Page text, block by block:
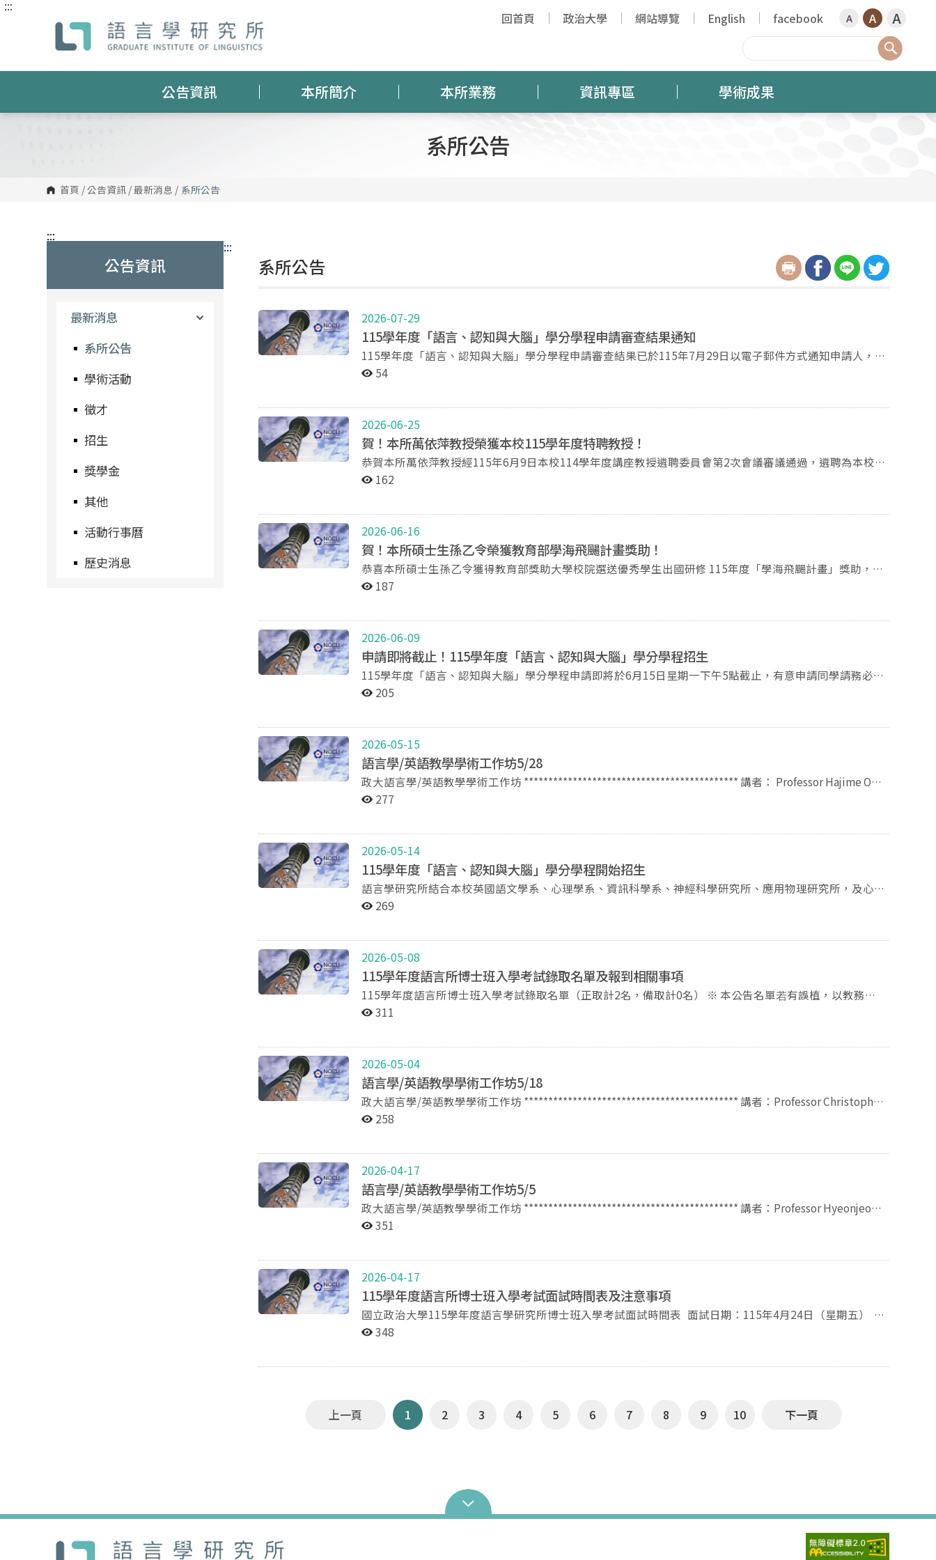
跳
區
:::
回首頁 政治大學 網站導覽 English facebook A A A
公告資訊 本所簡介 本所業務 資訊專區 學術成果
系所公告
首頁 /公告資訊 /最新消息 / 系所公告
:::
公告資訊
最新消息
系所公告
學術活動
徵才
招生
獎學金
其他
活動行事曆
歷史消息
:::
系所公告
2026-07-29
115學年度「語言、認知與大腦」學分學程申請審查結果通知
115學年度「語言、認知與大腦」學分學程申請審查結果已於115年7月29日以電子郵件方式通知申請人，
如未接獲通知請來信nccu555@nccu.edu.tw或來電02-29387246與所辦公室聯絡。
54
2026-06-25
賀！本所萬依萍教授榮獲本校115學年度特聘教授！
恭賀本所萬依萍教授經115年6月9日本校114學年度講座教授遴聘委員會第2次會議審議通過，遴聘為本校
特聘教授，聘期自115年8月1日起至118年7月31日止。
162
2026-06-16
賀！本所碩士生孫乙令榮獲教育部學海飛颺計畫獎助！
恭喜本所碩士生孫乙令獲得教育部獎助大學校院選送優秀學生出國研修 115年度「學海飛颺計畫」獎助，前
往德國哥廷根大學進行一學期的修課與研究！
187
2026-06-09
申請即將截止！115學年度「語言、認知與大腦」學分學程招生
115學年度「語言、認知與大腦」學分學程申請即將於6月15日星期一下午5點截止，有意申請同學請務必把
握時間！ 語言學研究所結合本校英國語文學系、心理學系、資訊科學系、神經科學研究所、應用物理研究
而具備跨領域的知識及從事跨領域研究的能力。 【招生對象】本校學士班二、三、四年級及碩士班一、二
年級學生 【申請方式】 1.繳交文件：(1)申請表；(2)入學以來所有成績單正本乙份。 2.繳交方式（三者擇
一）： (1)將申請文件掃描後寄至nccu555@nccu.edu.tw，信件標題請註明「115學年學分學程申請」。
(2)將申請文件紙本郵寄至本所，信封封面請註明「115學年學分學程申請」。 (3)將申請文件紙本送至本所
的碩大/碩課程，學生修習及格，可抵免語言學研究所的修讀學分。 【諮詢方式】 電 話：29393091#67246
曾助教 e-mail：nccu555@nccu.edu.tw 【學程介紹】https://ling.nccu.edu.tw/PageDoc/Detail?
fid=3573&id=1133 【申請表下載】https://ling.nccu.edu.tw/PageDoc/Detail?fid=3575&id=1135
205
2026-05-15
語言學/英語教學學術工作坊5/28
政大語言學/英語教學學術工作坊 ******************************************** 講者： Professor Hajime Ono
/ Professor in Linguistics, International Christian University, Tokyo, Japan 題目：The role of syntactic
language spoken in the Kingdom of Tonga (Austronesian, Polynesian) which uses the ergative-
absolutive case system, and uses resumptive pronouns in several syntactic environments. Our study
examined how syntactic ergativity and resumptive pronouns influence structural prediction, using
Tongan as a case study. 時間：115年5月28日星期四中午12點30分至下午2點 地點：國立政治大學季陶樓
277
2026-05-14
115學年度「語言、認知與大腦」學分學程開始招生
語言學研究所結合本校英國語文學系、心理學系、資訊科學系、神經科學研究所、應用物理研究所，及心
智、大腦與學習研究中心，共同推動具國際性、前瞻性之跨領域「語言、認知與大腦」學程。本學程提供的
生 【申請方式】 1.繳交文件：(1)申請表；(2)入學以來所有成績單正本乙份。 2.繳交方式（三者擇一）：
(1)將申請文件掃描後寄至nccu555@nccu.edu.tw，信件標題請註明「115學年學分學程申請」。 (2)將申請
文件紙本郵寄至本所，信封封面請註明「115學年學分學程申請」。 (3)將申請文件紙本送至本所辦公室
（季陶樓後棟1樓340317室）。 3.經學程委員會審查後擇優錄取 【申請時間】即日起至115年6月15日星期
教 e-mail：nccu555@nccu.edu.tw 【學程介紹】https://ling.nccu.edu.tw/PageDoc/Detail?
fid=3573&id=1133 【申請表下載】https://ling.nccu.edu.tw/PageDoc/Detail?fid=3575&id=1135
269
2026-05-08
115學年度語言所博士班入學考試錄取名單及報到相關事項
115學年度語言所博士班入學考試錄取名單（正取計2名，備取計0名） ※ 本公告名單若有誤植，以教務處
公告為準 正取：61310001 喻○(正1) 61310002 石○甡 (正2) 恭喜以上錄取考生！ 一、本項招生考試
說明」。 二、若有疑問，請於上班時間洽本校教務處綜合業務組(02)2938-7892、2938-7893。
311
2026-05-04
語言學/英語教學學術工作坊5/18
政大語言學/英語教學學術工作坊 ******************************************** 講者：Professor Christopher
Joby /University of East Anglia 題目：Language Practices in Colonial Taiwan 摘要：As is well-known,
the epistemic outcomes of contact between different languages in Taiwan during the ‘multilingual
moment’ of European colonization (1624-62). I begin with a brief account of the language landscape
before the arrival of the European colonizers, which was dominated by Austronesian Formosan
languages. I then analyze how Europeans and non-Europeans, primarily Indigenous Formosans but also
interpretation. Not only does this paper provide an account of the consequences of language contact in
colonial Taiwan but it also offers a lens through which to view social relations between speakers of the
same language and between speakers of different languages. I conclude by analyzing the consequences
for the language landscape or langscape in Taiwan after the Dutch colonizers were ejected from the
island in 1662. 時間：115年5月18日星期一中午12點30分至下午2點 地點：國立政治大學季陶樓340313語
258
2026-04-17
語言學/英語教學學術工作坊5/5
政大語言學/英語教學學術工作坊 ******************************************** 講者：Professor Hyeonjeong
Jeong / Graduate School of International Cultural Studies & Institute of Development, Aging and
psychological, and educational approaches through a series of empirical case studies. It highlights how
linguistic, social, and emotional factors interact in the brain during language use and acquisition,
demonstrating the potential of brain-based methods as a unifying framework across disciplines. From a
linguistic perspective, recent work (Jeong et al., 2025) demonstrates the crucial role of the left inferior
that language learning is deeply embedded in social meaning-making and affective experience.
Extending this line of research, recent findings further reveal how social interaction shapes the neural
further reveals how temporal and structural aspects of speech are neurally instantiated. In particular,
studies on silent pauses in first and second language speech (Révész et al., 2026) provide insight into
the neurocognitive organization of spontaneous language production, capturing features of more
naturalistic language use and contributing to efforts to enhance ecological validity in neuroimaging
351
2026-04-17
115學年度語言所博士班入學考試面試時間表及注意事項
國立政治大學115學年度語言學研究所博士班入學考試面試時間表 面試日期：115年4月24日（星期五）
（為維持考試公平性，無法因學生個人因素調動面試時間或順序，敬請見諒） 准考證序號 姓名 報到時間
（三）請依循工作人員指示進入試場；面試全部結束後請立即離開考場，避免在考場附近逗留。
348
上一頁 1 2 3 4 5 6 7 8 9 10 下一頁